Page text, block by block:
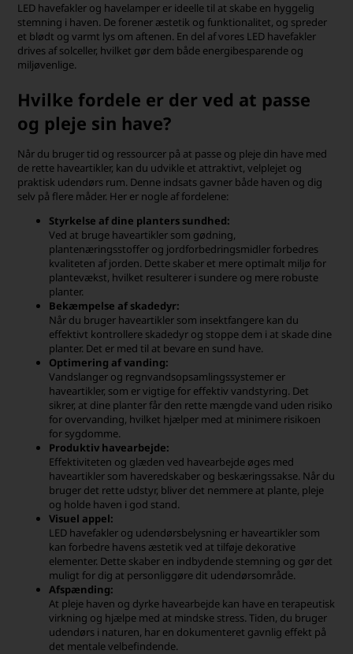
LED havefakler og havelamper er ideelle til at skabe en hyggelig
stemning i haven. De forener æstetik og funktionalitet, og spreder
et blødt og varmt lys om aftenen. En del af vores LED havefakler
drives af solceller, hvilket gør dem både energibesparende og
miljøvenlige.
Hvilke fordele er der ved at passe
og pleje sin have?
Når du bruger tid og ressourcer på at passe og pleje din have med
de rette haveartikler, kan du udvikle et attraktivt, velplejet og
praktisk udendørs rum. Denne indsats gavner både haven og dig
selv på flere måder. Her er nogle af fordelene:
Styrkelse af dine planters sundhed:
Ved at bruge haveartikler som gødning,
plantenæringsstoffer og jordforbedringsmidler forbedres
kvaliteten af jorden. Dette skaber et mere optimalt miljø for
plantevækst, hvilket resulterer i sundere og mere robuste
planter.
Bekæmpelse af skadedyr:
Når du bruger haveartikler som insektfangere kan du
effektivt kontrollere skadedyr og stoppe dem i at skade dine
planter. Det er med til at bevare en sund have.
Optimering af vanding:
Vandslanger og regnvandsopsamlingssystemer er
haveartikler, som er vigtige for effektiv vandstyring. Det
sikrer, at dine planter får den rette mængde vand uden risiko
for overvanding, hvilket hjælper med at minimere risikoen
for sygdomme.
Produktiv havearbejde:
Effektiviteten og glæden ved havearbejde øges med
haveartikler som haveredskaber og beskæringssakse. Når du
bruger det rette udstyr, bliver det nemmere at plante, pleje
og holde haven i god stand.
Visuel appel:
LED havefakler og udendørsbelysning er haveartikler som
kan forbedre havens æstetik ved at tilføje dekorative
elementer. Dette skaber en indbydende stemning og gør det
muligt for dig at personliggøre dit udendørsområde.
Afspænding:
At pleje haven og dyrke havearbejde kan have en terapeutisk
virkning og hjælpe med at mindske stress. Tiden, du bruger
udendørs i naturen, har en dokumenteret gavnlig effekt på
det mentale velbefindende.